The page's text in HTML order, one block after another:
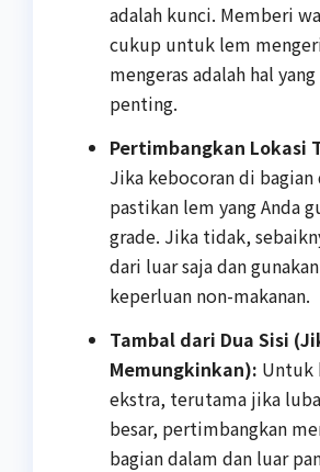
adalah kunci. Memberi
cukup untuk lem
mengeras adalah hal
penting.
Pertimbangkan Lokasi
Jika kebocoran di bagian
pastikan lem yang Anda
grade. Jika tidak,
dari luar saja dan
keperluan non-makanan.
Tambal dari Dua Sisi
Memungkinkan): Untuk
ekstra, terutama jika
besar, pertimbangkan
bagian dalam dan luar